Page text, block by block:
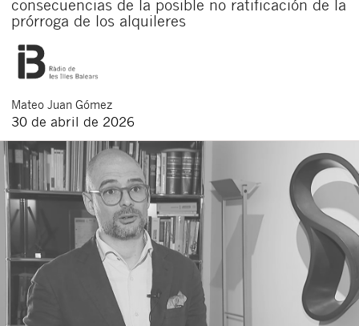
consecuencias de la posible no ratificación de la
prórroga de los alquileres
Mateo Juan Gómez
30 de abril de 2026